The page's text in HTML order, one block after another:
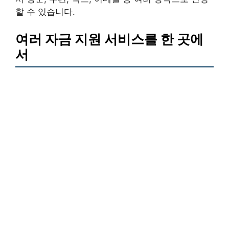
할 수 있습니다.
여러 자금 지원 서비스를 한 곳에
서